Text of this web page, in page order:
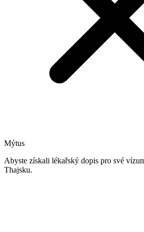
Mýtus
Abyste získali lékařský dopis pro své
Thajsku.